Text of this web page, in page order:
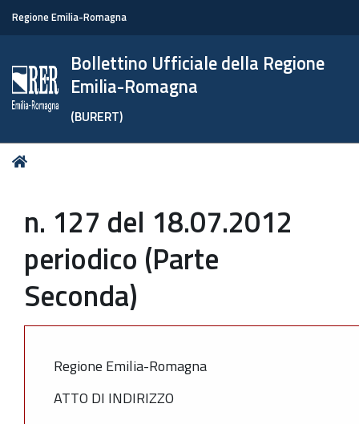
Regione Emilia-Romagna
Bollettino Ufficiale della Regione
Emilia-Romagna
(BURERT)
Tu
n. 127 del 18.07.2012
periodico (Parte
Seconda)
Regione Emilia-Romagna
ATTO DI INDIRIZZO